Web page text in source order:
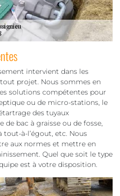
intervient dans les
projet. Nous sommes en
solutions compétentes pour
ou de micro-stations, le
des tuyaux
de bac à graisse ou de fosse,
tout-à-l’égout, etc. Nous
aux normes et mettre en
Quel que soit le type
est à votre disposition.